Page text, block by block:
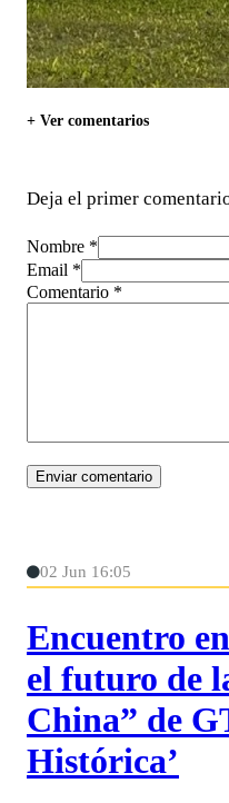
+ Ver comentarios
Deja el primer
Nombre *
Email *
Comentario *
02 Jun 16:05
Encuentro
el futuro de
China” de
Histórica’